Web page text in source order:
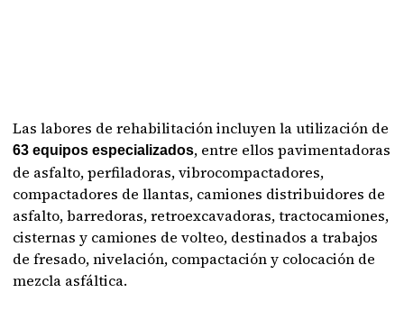
Las labores de rehabilitación incluyen la utilización de
63 equipos especializados, entre ellos pavimentadoras
de asfalto, perfiladoras, vibrocompactadores,
compactadores de llantas, camiones distribuidores de
asfalto, barredoras, retroexcavadoras, tractocamiones,
cisternas y camiones de volteo, destinados a trabajos
de fresado, nivelación, compactación y colocación de
mezcla asfáltica.